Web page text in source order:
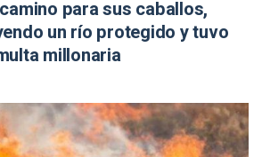
para sus caballos,
un río protegido y tuvo
millonaria